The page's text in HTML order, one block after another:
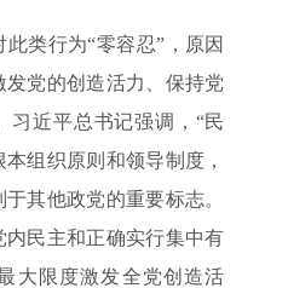
类行为“零容忍”，原因
党的创造活力、保持党
习近平总书记强调，“民
组织原则和领导制度，
其他政党的重要标志。
民主和正确实行集中有
大限度激发全党创造活